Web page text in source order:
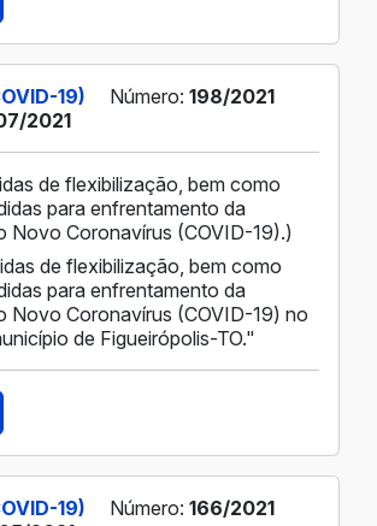
19) Número: 198/2021
2021
de flexibilização, bem como
para enfrentamento da
Novo Coronavírus (COVID-19).)
de flexibilização, bem como
para enfrentamento da
Novo Coronavírus (COVID-19) no
de Figueirópolis-TO."
19) Número: 166/2021